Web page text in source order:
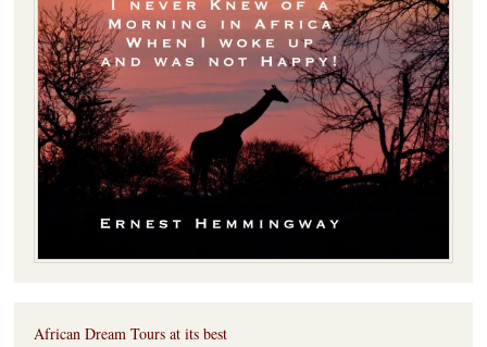
African Dream Tours at its best